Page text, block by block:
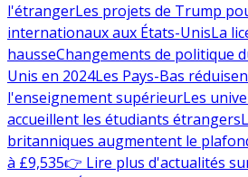
l'étrangerLes projets de Trump
internationaux aux États-UnisLa
hausseChangements de politique
Unis en 2024Les Pays-Bas
l'enseignement supérieurLes
accueillent les étudiants étrangers
britanniques augmentent le
à £9,535👉 Lire plus d'actualités